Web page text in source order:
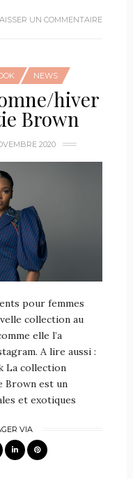
UN COMMENTAIRE
NEWS
hiver
Brown
2020
pour femmes
collection au
elle l’a
A lire aussi :
La collection
Brown est un
et exotiques
VIA